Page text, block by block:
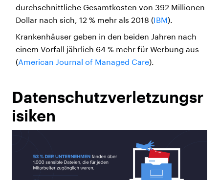
durchschnittliche Gesamtkosten von 392 Millionen
Dollar nach sich, 12 % mehr als 2018 (IBM).
Krankenhäuser geben in den beiden Jahren nach
einem Vorfall jährlich 64 % mehr für Werbung aus
(American Journal of Managed Care).
Datenschutzverletzungsr
isiken